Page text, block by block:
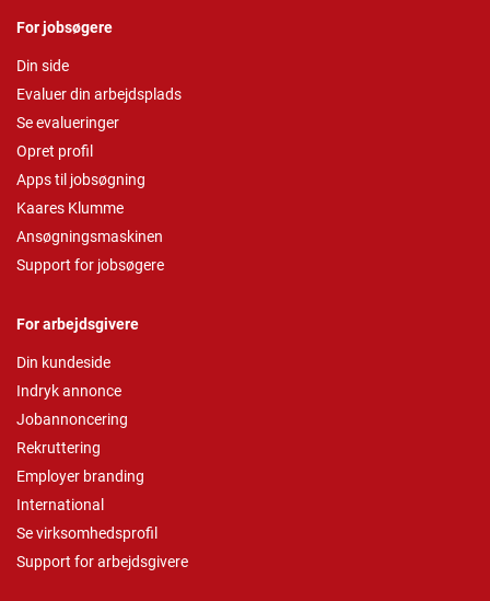
For jobsøgere
Din side
Evaluer din arbejdsplads
Se evalueringer
Opret profil
Apps til jobsøgning
Kaares Klumme
Ansøgningsmaskinen
Support for jobsøgere
For arbejdsgivere
Din kundeside
Indryk annonce
Jobannoncering
Rekruttering
Employer branding
International
Se virksomhedsprofil
Support for arbejdsgivere